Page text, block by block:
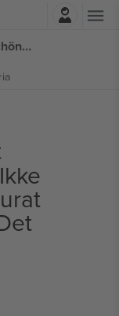
Rundflug Ballon | ca. 1,5 Std. wunderschöne Vogelperspektive billetter